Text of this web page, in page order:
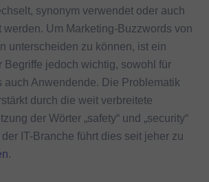
synonym verwendet oder auch
werden. Um Marketing-Buzzwords von
unterscheiden zu können, ist ein
Begriffe jedoch wichtig, sowohl für
auch Anwendende. Die Problematik
durch die weit verbreitete
der Wörter „safety“ und „security“
der IT-Branche führt dies seit jeher zu
.